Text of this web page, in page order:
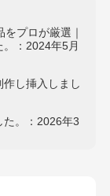
プロが厳選｜
：2024年5月
作し挿入しまし
た。：2026年3